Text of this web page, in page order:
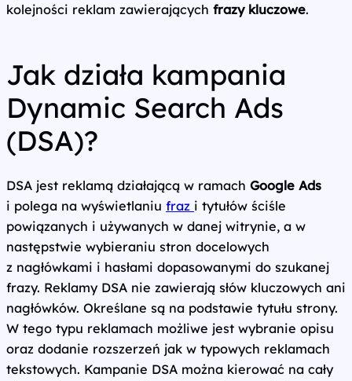
kolejności reklam zawierających frazy kluczowe.
Jak działa kampania
Dynamic Search Ads
(DSA)?
DSA jest reklamą działającą w ramach Google Ads
i polega na wyświetlaniu fraz i tytułów ściśle
powiązanych i używanych w danej witrynie, a w
następstwie wybieraniu stron docelowych
z nagłówkami i hasłami dopasowanymi do szukanej
frazy. Reklamy DSA nie zawierają słów kluczowych ani
nagłówków. Określane są na podstawie tytułu strony.
W tego typu reklamach możliwe jest wybranie opisu
oraz dodanie rozszerzeń jak w typowych reklamach
tekstowych. Kampanie DSA można kierować na cały